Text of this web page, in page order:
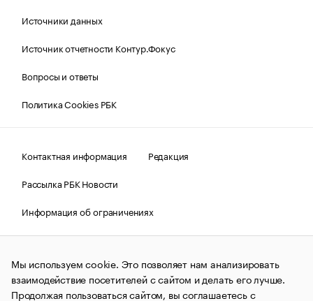
Источники данных
Источник отчетности Контур.Фокус
Вопросы и ответы
Политика Cookies РБК
Контактная информация
Редакция
Рассылка РБК Новости
Информация об ограничениях
Правовая информация
О соблюдении авторских прав
© АО «РОСБИЗНЕСКОНСАЛТИНГ»,1995–2026.Сообщения
и материалы информационного агентства «РБК»
(зарегистрировано Федеральной службой по надзору в сфере
Мы используем cookie. Это позволяет нам анализировать
взаимодействие посетителей с сайтом и делать его лучше.
Продолжая пользоваться сайтом, вы соглашаетесь с